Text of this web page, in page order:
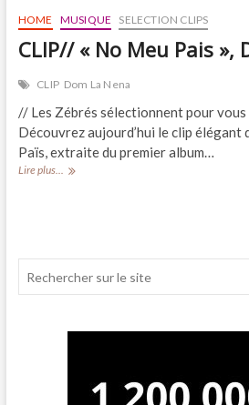
HOME MUSIQUE SELECTION CLIPS
CLIP// « No Meu Pais »,
CLIP Dom La Nena
// Les Zébrés sélectionnent pour vous
Découvrez aujourd’hui le clip élégant
Païs, extraite du premier album…
Lire plus... CLIP//